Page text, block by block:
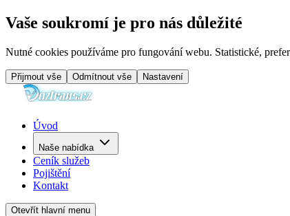
Vaše soukromí je pro nás důležité
Nutné cookies používáme pro fungování webu. Statistické,
Přijmout vše Odmítnout vše Nastavení
Úvod
Naše nabídka
Ceník služeb
Pojištění
Kontakt
Otevřít hlavní menu